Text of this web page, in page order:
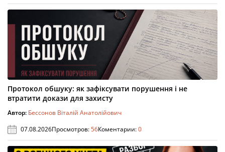
Протокол обшуку: як зафіксувати порушення і не
втратити докази для захисту
Автор: Бессонов Віталій Анатолійович
07.08.2026Просмотров:56Коментарии:0